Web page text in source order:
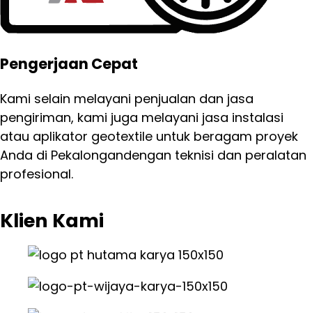
Pengerjaan Cepat
Kami selain melayani penjualan dan jasa
pengiriman, kami juga melayani jasa instalasi
atau aplikator geotextile untuk beragam proyek
Anda di Pekalongandengan teknisi dan peralatan
profesional.
Klien Kami